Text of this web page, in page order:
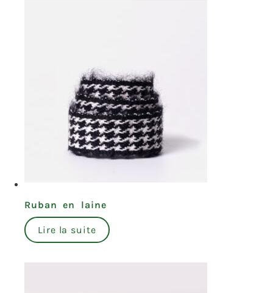
Ruban en laine
Lire la suite